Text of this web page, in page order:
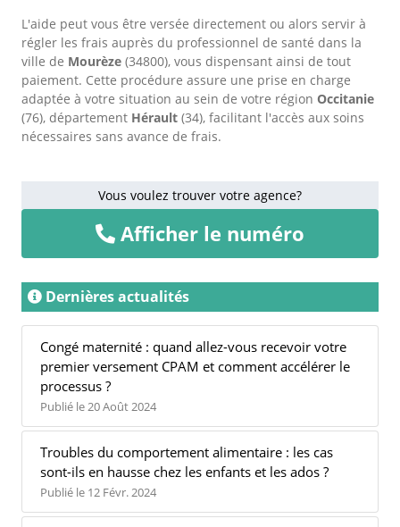
L'aide peut vous être versée directement ou alors servir à
régler les frais auprès du professionnel de santé dans la
ville de Mourèze (34800), vous dispensant ainsi de tout
paiement. Cette procédure assure une prise en charge
adaptée à votre situation au sein de votre région Occitanie
(76), département Hérault (34), facilitant l'accès aux soins
nécessaires sans avance de frais.
Vous voulez trouver votre agence?
Afficher le numéro
Dernières actualités
Congé maternité : quand allez-vous recevoir votre
premier versement CPAM et comment accélérer le
processus ?
Publié le 20 Août 2024
Troubles du comportement alimentaire : les cas
sont-ils en hausse chez les enfants et les ados ?
Publié le 12 Févr. 2024